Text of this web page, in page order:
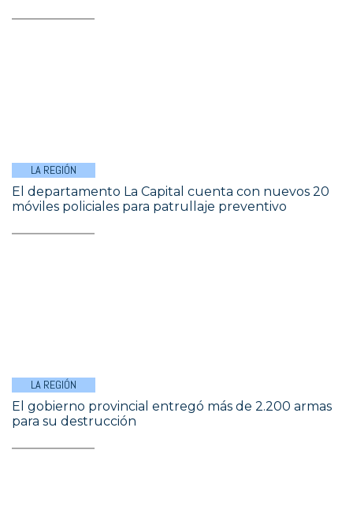
LA REGIÓN
El departamento La Capital cuenta con nuevos 20
móviles policiales para patrullaje preventivo
LA REGIÓN
El gobierno provincial entregó más de 2.200 armas
para su destrucción